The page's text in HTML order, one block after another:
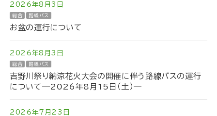
2026年8月3日
総合 路線バス
お盆の運行について
2026年8月3日
総合 路線バス
吉野川祭り納涼花火大会の開催に伴う路線バスの運行
について―2026年8月15日（土）―
2026年7月23日